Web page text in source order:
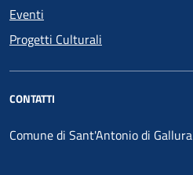
Eventi
Progetti Culturali
CONTATTI
Comune di Sant'Antonio di Gallura